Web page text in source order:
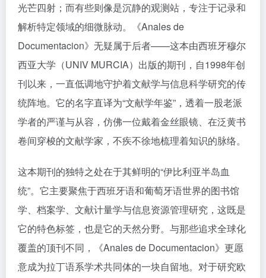
光芒四射；而有些则像是沉静的观测站，专注于记录和
解析特定领域的细微脉动。《Anales de
Documentacion》无疑属于后者——这本由西班牙穆尔
西亚大学（UNIV MURCIA）出版的期刊，自1998年创
刊以来，一直低调地守护着文献学与信息科学研究的传
统阵地。它的名字直译为“文献学年鉴”，透着一股老派
学者的严谨与从容，仿佛一位戴着金丝眼镜、在泛黄书
卷间穿梭的文献学家，不疾不徐地梳理着知识的脉络。
这本期刊的独特之处在于其鲜明的“伊比利亚半岛血
统”。它主要聚焦于西班牙语和葡萄牙语世界的图书馆
学、档案学、文献计量学与信息资源管理研究，这既是
它的特色标签，也是它的天然分野。与那些追求全球化
覆盖的顶刊不同，《Anales de Documentacion》更愿
意成为拉丁语系学术共同体的一块自留地。对于研究欧